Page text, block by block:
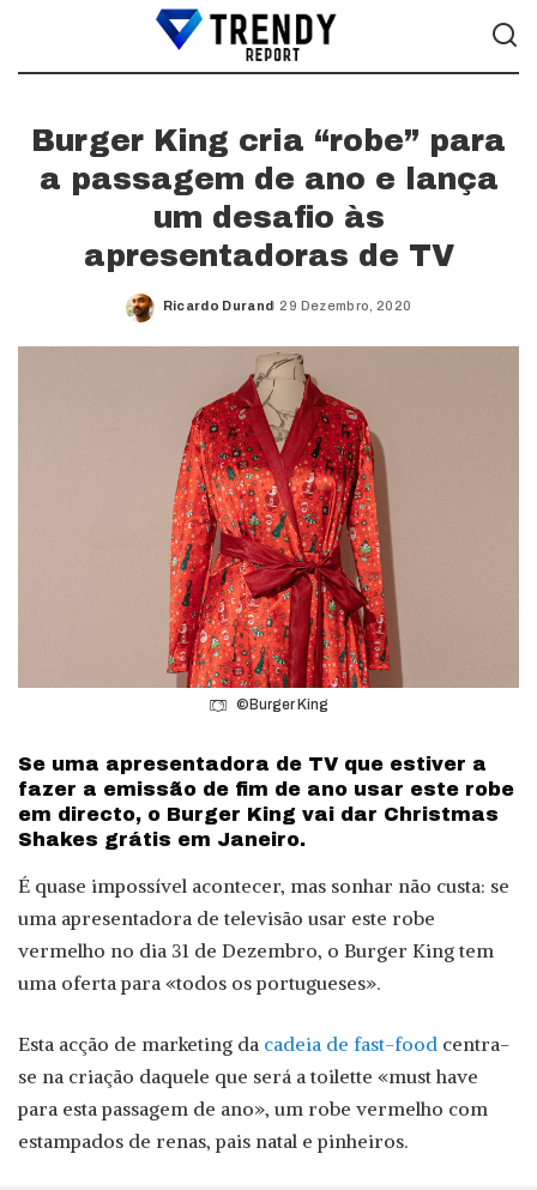
Burger King cria “robe” para
a passagem de ano e lança
um desafio às
apresentadoras de TV
Posted
Ricardo Durand 29 Dezembro, 2020
©Burger King
Se uma apresentadora de TV que estiver a
fazer a emissão de fim de ano usar este robe
em directo, o Burger King vai dar Christmas
Shakes grátis em Janeiro.
É quase impossível acontecer, mas sonhar não custa: se
uma apresentadora de televisão usar este robe
vermelho no dia 31 de Dezembro, o Burger King tem
uma oferta para «todos os portugueses».
Esta acção de marketing da cadeia de fast-food centra-
se na criação daquele que será a toilette «must have
para esta passagem de ano», um robe vermelho com
estampados de renas, pais natal e pinheiros.